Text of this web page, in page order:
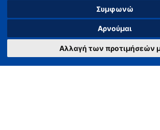
Συμφωνώ
Αρνούμαι
Αλλαγή των προτιμήσεών